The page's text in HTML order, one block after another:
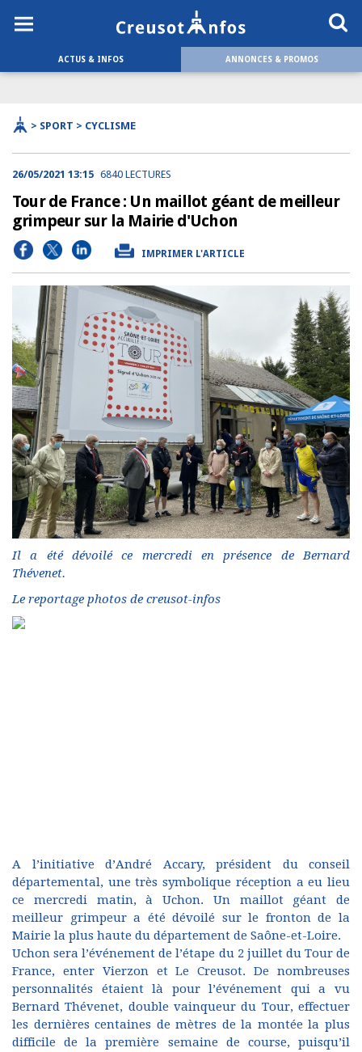
ACTUS & INFOS ANNONCES & PROMOS
> SPORT > CYCLISME
26/05/2021 13:15 6840 LECTURES
Tour de France : Un maillot géant de meilleur
grimpeur sur la Mairie d'Uchon
IMPRIMER L'ARTICLE
Il a été dévoilé ce mercredi en présence de Bernard
Thévenet.
Le reportage photos de creusot-infos
A l’initiative d’André Accary, président du conseil
départemental, une très symbolique réception a eu lieu
ce mercredi matin, à Uchon. Un maillot géant de
meilleur grimpeur a été dévoilé sur le fronton de la
Mairie la plus haute du département de Saône-et-Loire.
Uchon sera l’événement de l’étape du 2 juillet du Tour de
France, enter Vierzon et Le Creusot. De nombreuses
personnalités étaient là pour l’événement qui a vu
Bernard Thévenet, double vainqueur du Tour, effectuer
les dernières centaines de mètres de la montée la plus
difficile de la première semaine de course, puisqu’il